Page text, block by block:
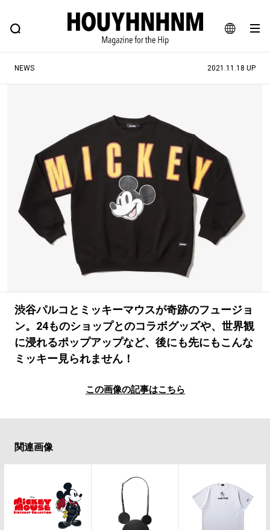
JA
EN
FEATURE BLOG SNAP
ヒップなファッション、カルチャー、ライフスタイルWEBマガジン
#SHOPPING ADDICT
#MONTHLY JOURNAL #ESSENTIAL DESIGNS
#NEW VINTAGE #古着サミット
#マイナーグッド図鑑 #フイナムのYouTube
#Commune H #FOCUS IT
#ととけん #MOVIE
#LIFESTYLE #OUTDOOR
#HANDSOME HANDBOOK
NEWS 2021.11.18 UP
渋谷パルコとミッキーマウスが奇跡のフュージョ
ン。24ものショップとのコラボグッズや、世界観
に浸れるポップアップなど、後にも先にもこんな
ミッキー見られません！
この画像の記事はこちら
関連画像